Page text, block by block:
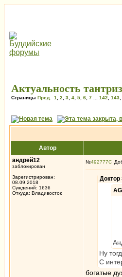
Актуальность
Страницы Пред. 1 2 3 4 5 6 7 142 143
Автор
андрей12
заблокирован
Зарегистрирован:
08.09.2018
Суждений: 1636
Откуда: Владивосток
№492777
Доктор
Ну
С
богатые